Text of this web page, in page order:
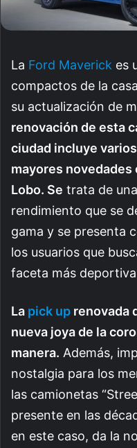
La Ford Maverick es
compactos de la
su actualización de
renovación de esta
ciudad incluye
mayores novedades
Lobo. Se trata de
rendimiento que se
gama y se presenta
los usuarios que
faceta más
La pick up renovada
nueva joya de la
manera. Además,
nostalgia para los
las camionetas
presente en las
en este caso, da la